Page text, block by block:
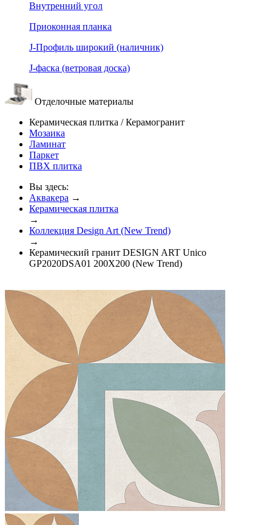
Внутренний угол
Приоконная планка
J-Профиль широкий (наличник)
J-фаска (ветровая доска)
Отделочные материалы
Керамическая плитка / Керамогранит
Мозаика
Ламинат
Паркет
ПВХ плитка
Вы здесь:
Аквакера →
Керамическая плитка
→
Коллекция Design Art (New Trend)
→
Керамический гранит DESIGN ART Unico
GP2020DSA01 200X200 (New Trend)